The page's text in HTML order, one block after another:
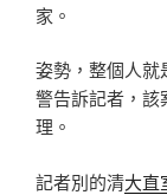
家。
姿勢，整個人就
警告訴記者，該
理。
記者別的清大直